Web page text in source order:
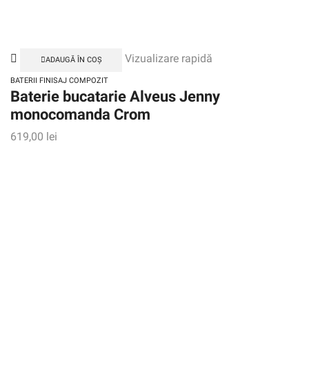
ADAUGĂ ÎN COȘ Vizualizare rapidă
BATERII FINISAJ COMPOZIT
Baterie bucatarie Alveus Jenny
monocomanda Crom
619,00 lei